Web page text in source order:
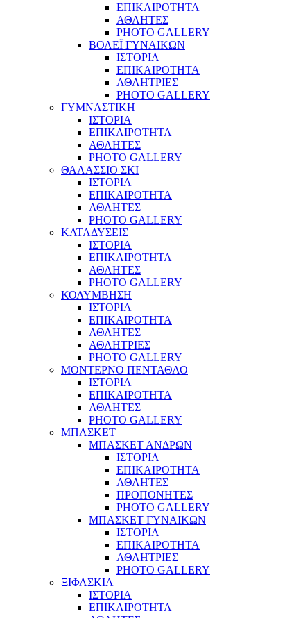
ΕΠΙΚΑΙΡΟΤΗΤΑ
ΑΘΛΗΤΕΣ
PHOTO GALLERY
ΒΟΛΕΪ ΓΥΝΑΙΚΩΝ
ΙΣΤΟΡΙΑ
ΕΠΙΚΑΙΡΟΤΗΤΑ
ΑΘΛΗΤΡΙΕΣ
PHOTO GALLERY
ΓΥΜΝΑΣΤΙΚΗ
ΙΣΤΟΡΙΑ
ΕΠΙΚΑΙΡΟΤΗΤΑ
ΑΘΛΗΤΕΣ
PHOTO GALLERY
ΘΑΛΑΣΣΙΟ ΣΚΙ
ΙΣΤΟΡΙΑ
ΕΠΙΚΑΙΡΟΤΗΤΑ
ΑΘΛΗΤΕΣ
PHOTO GALLERY
ΚΑΤΑΔΥΣΕΙΣ
ΙΣΤΟΡΙΑ
ΕΠΙΚΑΙΡΟΤΗΤΑ
ΑΘΛΗΤΕΣ
PHOTO GALLERY
ΚΟΛΥΜΒΗΣΗ
ΙΣΤΟΡΙΑ
ΕΠΙΚΑΙΡΟΤΗΤΑ
ΑΘΛΗΤΕΣ
ΑΘΛΗΤΡΙΕΣ
PHOTO GALLERY
ΜΟΝΤΕΡΝΟ ΠΕΝΤΑΘΛΟ
ΙΣΤΟΡΙΑ
ΕΠΙΚΑΙΡΟΤΗΤΑ
ΑΘΛΗΤΕΣ
PHOTO GALLERY
ΜΠΑΣΚΕΤ
ΜΠΑΣΚΕΤ ΑΝΔΡΩΝ
ΙΣΤΟΡΙΑ
ΕΠΙΚΑΙΡΟΤΗΤΑ
ΑΘΛΗΤΕΣ
ΠΡΟΠΟΝΗΤΕΣ
PHOTO GALLERY
ΜΠΑΣΚΕΤ ΓΥΝΑΙΚΩΝ
ΙΣΤΟΡΙΑ
ΕΠΙΚΑΙΡΟΤΗΤΑ
ΑΘΛΗΤΡΙΕΣ
PHOTO GALLERY
ΞΙΦΑΣΚΙΑ
ΙΣΤΟΡΙΑ
ΕΠΙΚΑΙΡΟΤΗΤΑ